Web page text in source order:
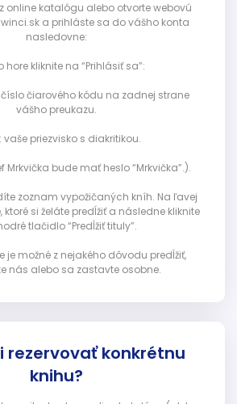
online katalógu alebo otvorte webovú
a prihláste sa do vášho konta
nasledovne:
hore kliknite na “Prihlásiť sa”:
čiarového kódu na zadnej strane
vášho preukazu.
vaše priezvisko s diakritikou.
Mrkvička bude mať heslo “Mrkvička”.).
zoznam vypožičaných kníh. Na ľavej
ktoré si želáte predĺžiť a následne kliknite
tlačidlo “Predĺžiť tituly”.
je možné z nejakého dôvodu predĺžiť,
nás alebo sa zastavte osobne.
rezervovať konkrétnu
knihu?